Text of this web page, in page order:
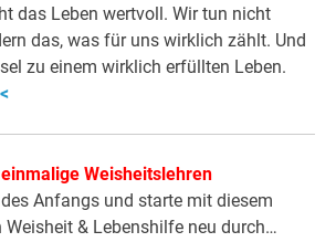
das Leben wertvoll. Wir tun nicht
das, was für uns wirklich zählt. Und
zu einem wirklich erfüllten Leben.
Weisheitslehren
Anfangs und starte mit diesem
Weisheit & Lebenshilfe neu durch…